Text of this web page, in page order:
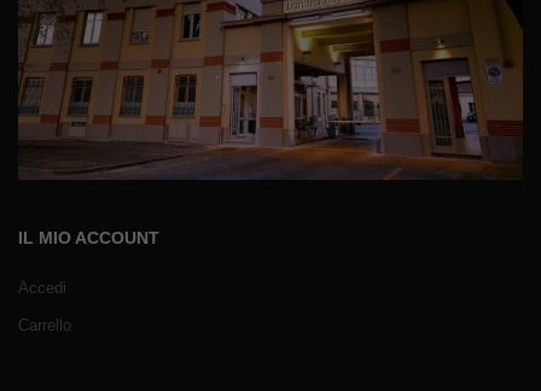
IL MIO ACCOUNT
Accedi
Carrello